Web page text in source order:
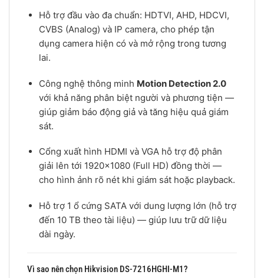
Hỗ trợ đầu vào đa chuẩn: HDTVI, AHD, HDCVI,
CVBS (Analog) và IP camera, cho phép tận
dụng camera hiện có và mở rộng trong tương
lai.
Công nghệ thông minh Motion Detection 2.0
với khả năng phân biệt người và phương tiện —
giúp giảm báo động giả và tăng hiệu quả giám
sát.
Cổng xuất hình HDMI và VGA hỗ trợ độ phân
giải lên tới 1920×1080 (Full HD) đồng thời —
cho hình ảnh rõ nét khi giám sát hoặc playback.
Hỗ trợ 1 ổ cứng SATA với dung lượng lớn (hỗ trợ
đến 10 TB theo tài liệu) — giúp lưu trữ dữ liệu
dài ngày.
Vì sao nên chọn Hikvision DS-7216HGHI-M1?